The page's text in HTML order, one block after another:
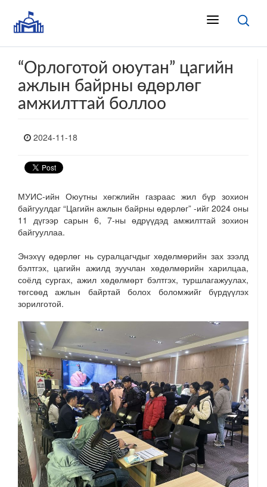
“Орлоготой оюутан” цагийн
ажлын байрны өдөрлөг
амжилттай боллоо
2024-11-18
МУИС-ийн Оюутны хөгжлийн газраас жил бүр зохион
байгуулдаг “Цагийн ажлын байрны өдөрлөг” -ийг 2024 оны
11 дүгээр сарын 6, 7-ны өдрүүдэд амжилттай зохион
байгууллаа.
Энэхүү өдөрлөг нь суралцагчдыг хөдөлмөрийн зах зээлд
бэлтгэх, цагийн ажилд зуучлан хөдөлмөрийн харилцаа,
соёлд сургах, ажил хөдөлмөрт бэлтгэх, туршлагажуулах,
төгсөөд ажлын байртай болох боломжийг бүрдүүлэх
зорилготой.